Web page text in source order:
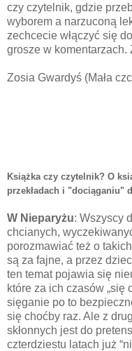
czy czytelnik, gdzie
wyborem a narzuconą
zechcecie włączyć się
grosze w komentarzach.
Zosia Gwardyś (Mała
Książka czy czytelnik? O
przekładach i "dociąganiu"
W Nieparyżu: Wszyscy
chcianych,
porozmawiać też o
są za fajne, a przez
ten temat pojawia się
które za ich czasów „się
sięganie po to
się choćby raz. Ale z
skłonnych jest do
czterdziestu latach już